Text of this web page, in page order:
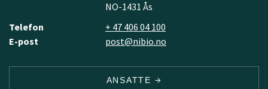
NO-1431 Ås
Telefon
+ 47 406 04 100
E-post
post@nibio.no
ANSATTE